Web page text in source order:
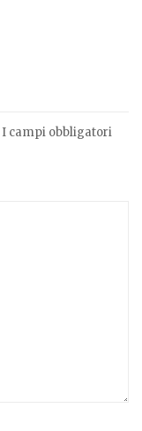
I campi obbligatori